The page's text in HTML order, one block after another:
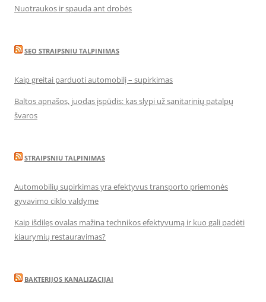
Nuotraukos ir spauda ant drobės
SEO STRAIPSNIU TALPINIMAS
Kaip greitai parduoti automobilį – supirkimas
Baltos apnašos, juodas įspūdis: kas slypi už sanitarinių patalpų
švaros
STRAIPSNIU TALPINIMAS
Automobilių supirkimas yra efektyvus transporto priemonės
gyvavimo ciklo valdyme
Kaip išdilęs ovalas mažina technikos efektyvumą ir kuo gali padėti
kiaurymių restauravimas?
BAKTERIJOS KANALIZACIJAI